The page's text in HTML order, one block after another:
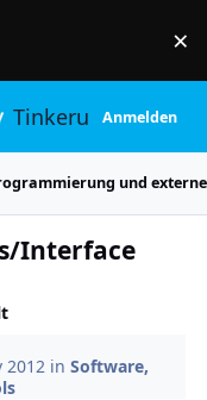
×
TinkerunityAnmelden
und
Interface
2012 inSoftware,